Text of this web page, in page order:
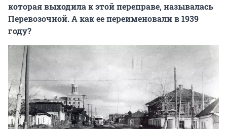
которая выходила к этой переправе, называлась
Перевозочной. А как ее переименовали в 1939
году?